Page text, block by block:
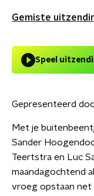
Gemiste
Speel
Gepresenteerd
Met je
Sander
Teertstra en Luc
maandagochtend
vroeg opstaan net